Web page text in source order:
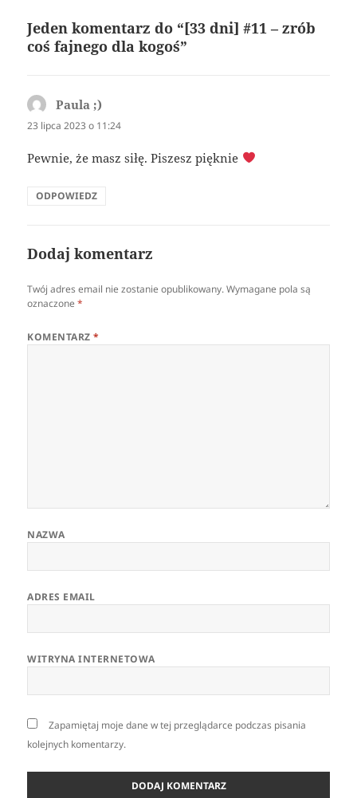
Jeden komentarz do “[33 dni] #11 – zrób
coś fajnego dla kogoś”
Paula ;)
23 lipca 2023 o 11:24
Pewnie, że masz siłę. Piszesz pięknie
ODPOWIEDZ
Dodaj komentarz
Twój adres email nie zostanie opublikowany. Wymagane pola są
oznaczone*
KOMENTARZ*
NAZWA
ADRES EMAIL
WITRYNA INTERNETOWA
Zapamiętaj moje dane w tej przeglądarce podczas pisania
kolejnych komentarzy.